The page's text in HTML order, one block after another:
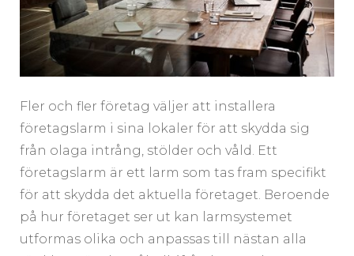
Fler och fler företag väljer att installera
företagslarm i sina lokaler för att skydda sig
från olaga intrång, stölder och våld. Ett
företagslarm är ett larm som tas fram specifikt
för att skydda det aktuella företaget. Beroende
på hur företaget ser ut kan larmsystemet
utformas olika och anpassas till nästan alla